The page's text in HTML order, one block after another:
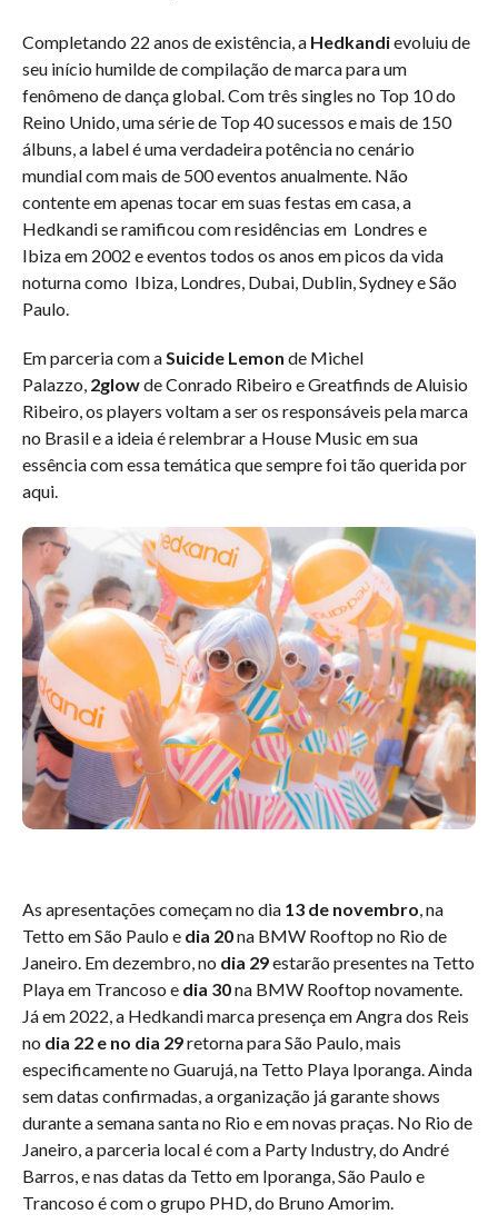
Completando 22 anos de existência, a Hedkandievoluiu de
seu início humilde de compilação de marca para um
fenômeno de dança global. Com três singles no Top 10 do
Reino Unido, uma série de Top 40 sucessos e mais de 150
álbuns, a label é uma verdadeira potência no cenário
mundial com mais de 500 eventos anualmente. Não
contente em apenas tocar em suas festas em casa, a
Hedkandi se ramificou com residências em Londres e
Ibiza em 2002 e eventos todos os anos em picos da vida
noturna como Ibiza, Londres, Dubai, Dublin, Sydney e São
Paulo.
Em parceria com aSuicide Lemon de Michel
Palazzo, 2glowde Conrado Ribeiro e Greatfinds de Aluisio
Ribeiro, os players voltam a ser os responsáveis pela marca
no Brasil e a ideia é relembrar a House Music em sua
essência com essa temática que sempre foi tão querida por
aqui.
As apresentações começam no dia 13 de novembro , na
Tetto em São Paulo e dia 20na BMW Rooftop no Rio de
Janeiro. Em dezembro, no dia 29estarão presentes na Tetto
Playa em Trancoso e dia 30na BMW Rooftop novamente.
Já em 2022, a Hedkandi marca presença em Angra dos Reis
no dia 22 e no dia 29retorna para São Paulo, mais
especificamente no Guarujá, na Tetto Playa Iporanga. Ainda
sem datas confirmadas, a organização já garante shows
durante a semana santa no Rio e em novas praças. No Rio de
Janeiro, a parceria local é com a Party Industry, do André
Barros, e nas datas da Tetto em Iporanga, São Paulo e
Trancoso é com o grupo PHD, do Bruno Amorim.